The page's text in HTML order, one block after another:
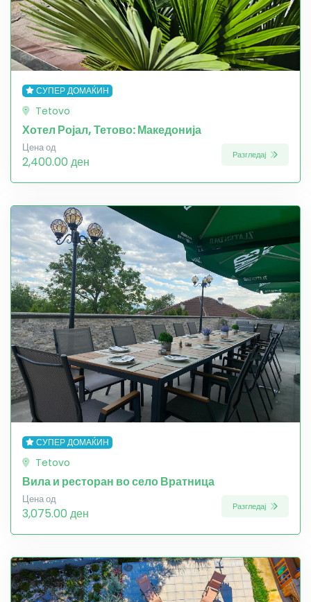
СУПЕР ДОМАЌИН
Tetovo
Хотел Ројал, Тетово: Македонија
Цена од
2,400.00 ден Разгледај
СУПЕР ДОМАЌИН
Tetovo
Вила и ресторан во село Вратница
Цена од
3,075.00 ден Разгледај